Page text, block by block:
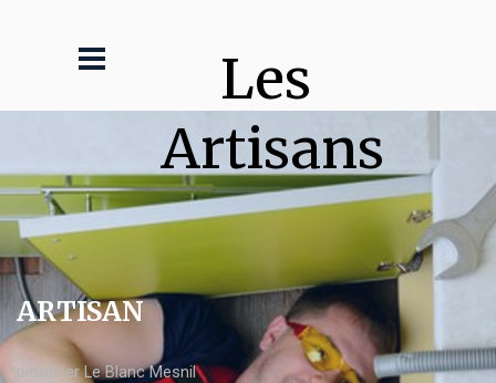
Les
Artisans
ARTISAN
plombier Le Blanc Mesnil